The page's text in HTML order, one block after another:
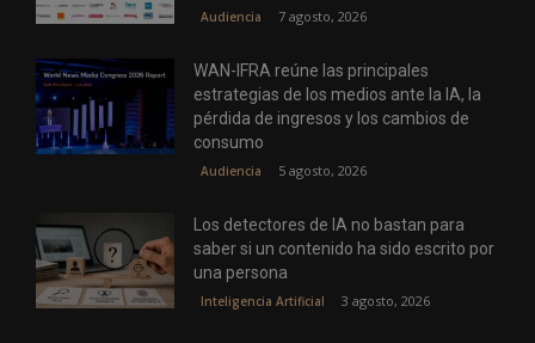
Audiencia 7 agosto, 2026
WAN-IFRA reúne las principales
estrategias de los medios ante la IA, la
pérdida de ingresos y los cambios de
consumo
Audiencia 5 agosto, 2026
Los detectores de IA no bastan para
saber si un contenido ha sido escrito por
una persona
Inteligencia Artificial 3 agosto, 2026